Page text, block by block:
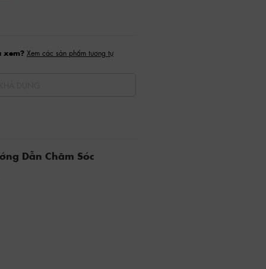
xem? Xem các sản phẩm tương tự
Dẫn Chăm Sóc